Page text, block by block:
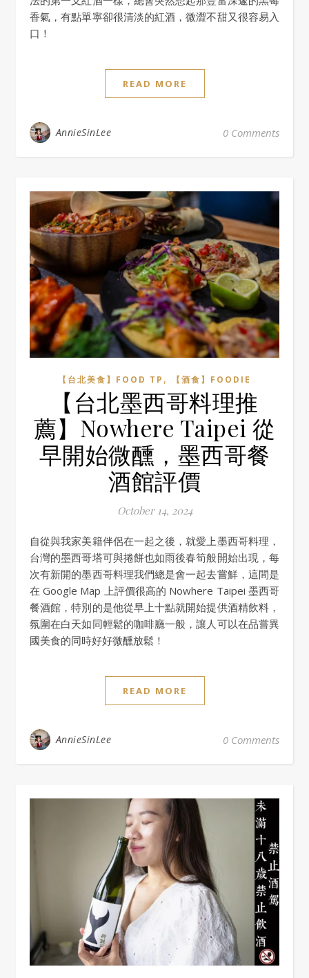
香氣，有點單寧卻很清淡的紅酒，微澀不甜又很容易入
口！
READ MORE
AnnieSinLee 0 Comments
【台北美食】FOOD TP , 【酒食】FOODIE
【台北墨西哥料理推
薦】Nowhere Taipei 從
早開始微醺，墨西哥餐
酒館評價
October 14, 2024
自從與我家美籍伴侶在一起之後，就愛上墨西哥料理，
台灣的墨西哥塔可與捲餅也如雨後春筍般開始出現，每
次有新開的墨西哥料理我們總是會一起去嘗鮮，這間是
在 Google Map 上評價很高的 Nowhere Taipei 墨西哥
餐酒館，特別的是他從早上十點就開始提供酒精飲料，
氛圍在白天如同輕鬆的咖啡廳一般，讓人可以在品嘗異
國美食的同時好好微醺放鬆！
READ MORE
AnnieSinLee 0 Comments